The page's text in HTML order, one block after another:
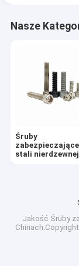
Nasze
Śruby
stali nierdzewnej
Jakość Śruby